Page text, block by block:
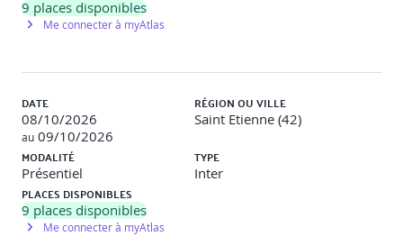
9 places disponibles
Me connecter à myAtlas
DATE
08/10/2026
au 09/10/2026
RÉGION OU VILLE
Saint Etienne (42)
MODALITÉ
Présentiel
TYPE
Inter
PLACES DISPONIBLES
9 places disponibles
Me connecter à myAtlas